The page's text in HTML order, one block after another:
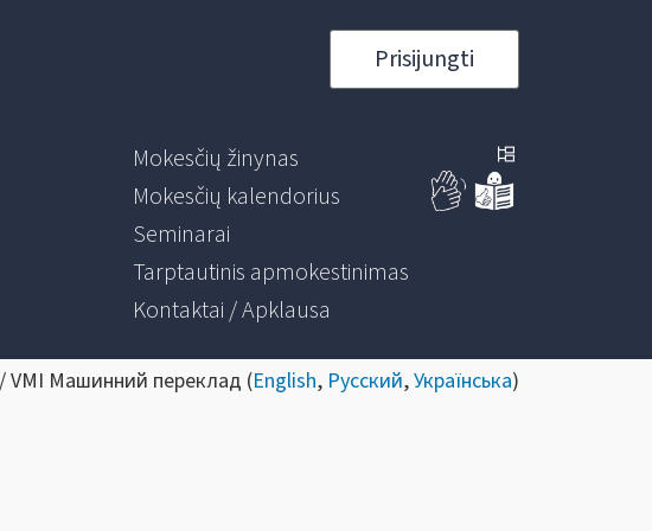
Prisijungti
Mokesčių žinynas
Mokesčių kalendorius
Seminarai
Tarptautinis apmokestinimas
Kontaktai / Apklausa
VMI Машинний переклад (English, Русский,Українська)